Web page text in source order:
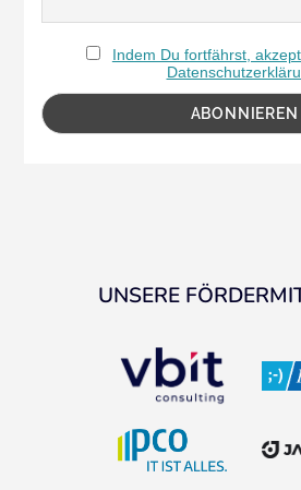
Indem Du fortfährst,
UNSERE